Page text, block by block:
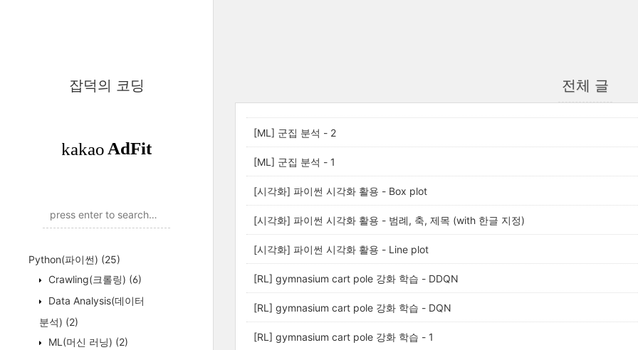
잡덕의 코딩
Python(파이썬) (25)
Crawling(크롤링) (6)
Data Analysis(데이터
분석) (2)
ML(머신 러닝) (2)
전체 글
[ML] 군집 분석 - 2
[ML] 군집 분석 - 1
[시각화] 파이썬 시각화 활용 - Box plot
[시각화] 파이썬 시각화 활용 - 범례, 축, 제목 (with 한글 지정)
[시각화] 파이썬 시각화 활용 - Line plot
[RL] gymnasium cart pole 강화 학습 - DDQN
[RL] gymnasium cart pole 강화 학습 - DQN
[RL] gymnasium cart pole 강화 학습 - 1